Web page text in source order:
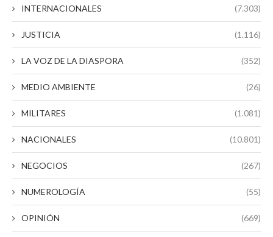
INTERNACIONALES (7.303)
JUSTICIA (1.116)
LA VOZ DE LA DIASPORA (352)
MEDIO AMBIENTE (26)
MILITARES (1.081)
NACIONALES (10.801)
NEGOCIOS (267)
NUMEROLOGÍA (55)
OPINIÓN (669)